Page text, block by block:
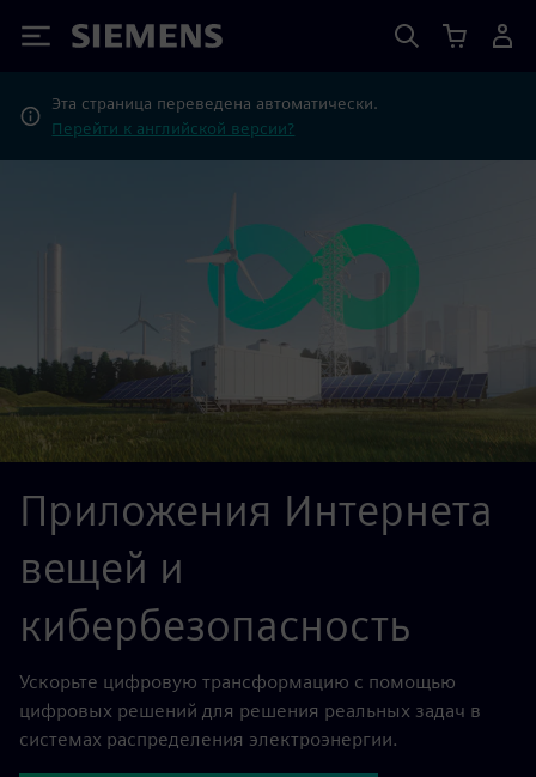
Siemens
Эта страница переведена автоматически.
Перейти к английской версии?
Приложения Интернета
вещей и
кибербезопасность
Ускорьте цифровую трансформацию с помощью
цифровых решений для решения реальных задач в
системах распределения электроэнергии.